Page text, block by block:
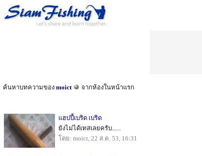
ค้นหาบทความของ moict จากห้องในหน้าแรก
แฮปปี้เบริด เบริด
ยังไม่ได้เทสเลยครับ......
โดย: moict, 22 ส.ค. 53, 16:31